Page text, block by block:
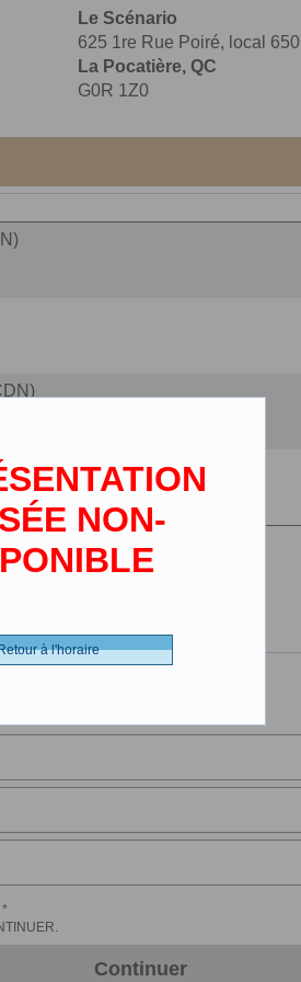
Le Scénario
625 1re Rue Poiré, local 650
La Pocatière, QC
G0R 1Z0
Continuer
NON-
à l'horaire